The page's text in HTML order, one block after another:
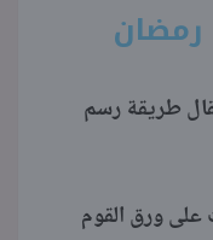
طريقة رسم
رمضان 4 مرات على ورق القوم